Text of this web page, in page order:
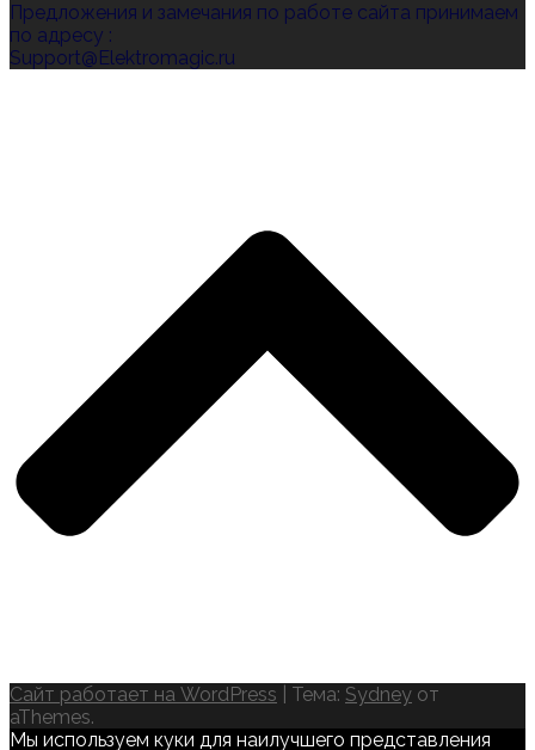
Предложения и замечания по работе сайта принимаем
по адресу :
Support@Elektromagic.ru
Сайт работает на WordPress Тема: Sydney от
aThemes.
Мы используем куки для наилучшего представления